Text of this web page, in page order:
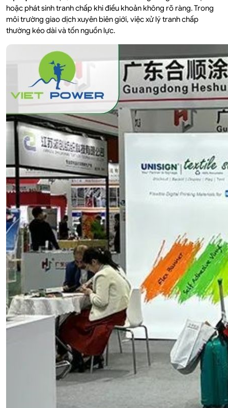
hoặc phát sinh tranh chấp khi điều khoản không rõ ràng. Trong
môi trường giao dịch xuyên biên giới, việc xử lý tranh chấp
thường kéo dài và tốn nguồn lực.